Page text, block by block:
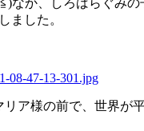
なか、しろばらぐみの
ました。
リア様の前で、世界が